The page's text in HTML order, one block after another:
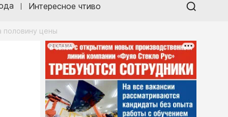
Интересное чтиво
половину цены
РЕКЛАМА